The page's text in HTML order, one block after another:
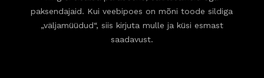
paksendajaid. Kui veebipoes on mõni toode sildiga
„väljamüüdud“, siis kirjuta mulle ja küsi esmast
saadavust.